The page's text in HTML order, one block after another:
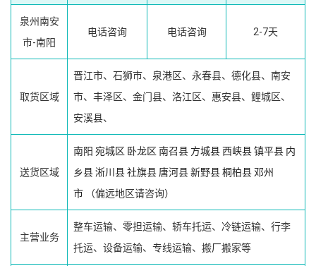
泉州南安
市-南阳
电话咨询 电话咨询 2-7天
取货区域
晋江市、石狮市、泉港区、永春县、德化县、南安
市、丰泽区、金门县、洛江区、惠安县、鲤城区、
安溪县、
送货区域
南阳 宛城区 卧龙区 南召县 方城县西峡县镇平县 内
乡县淅川县社旗县 唐河县新野县桐柏县邓州
市 （偏远地区请咨询）
主营业务
整车运输、零担运输、轿车托运、冷链运输、行李
托运、设备运输、专线运输、搬厂搬家等